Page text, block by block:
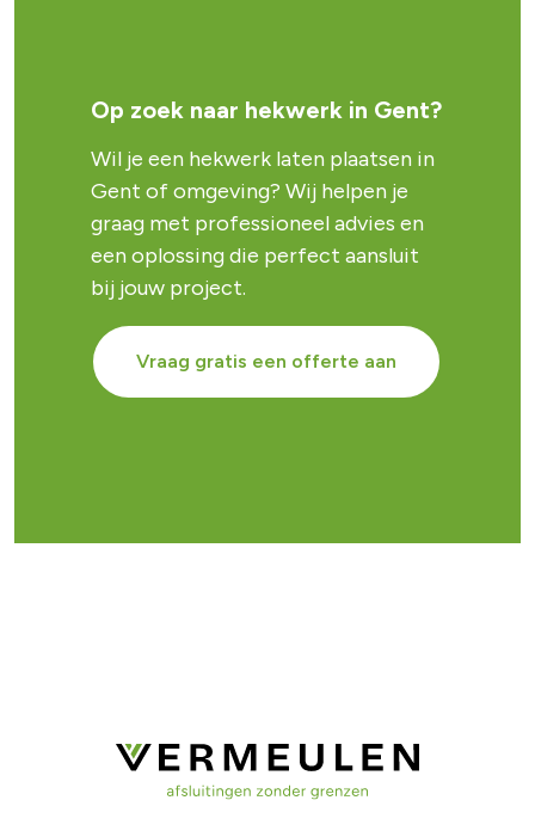
Op zoek naar hekwerk in Gent?
Wil je een hekwerk laten plaatsen in
Gent of omgeving? Wij helpen je
graag met professioneel advies en
een oplossing die perfect aansluit
bij jouw project.
Vraag gratis een offerte aan